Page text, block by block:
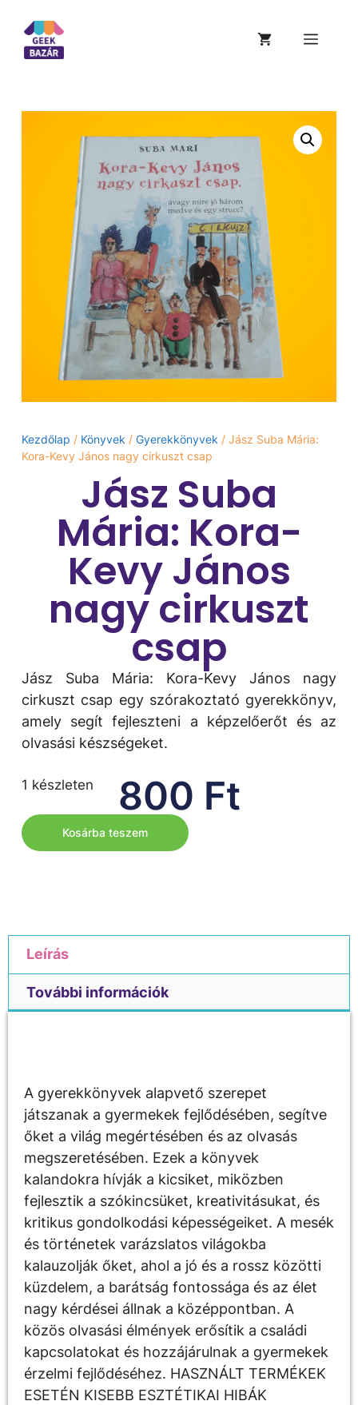
Kezdőlap / Könyvek / Gyerekkönyvek / Jász Suba Mária:
Kora-Kevy János nagy cirkuszt csap
Jász Suba
Mária: Kora-
Kevy János
nagy cirkuszt
csap
Jász Suba Mária: Kora-Kevy János nagy
cirkuszt csap egy szórakoztató gyerekkönyv,
amely segít fejleszteni a képzelőerőt és az
olvasási készségeket.
800 Ft
1 készleten
Kosárba teszem
Leírás
További információk
A gyerekkönyvek alapvető szerepet
játszanak a gyermekek fejlődésében, segítve
őket a világ megértésében és az olvasás
megszeretésében. Ezek a könyvek
kalandokra hívják a kicsiket, miközben
fejlesztik a szókincsüket, kreativitásukat, és
kritikus gondolkodási képességeiket. A mesék
és történetek varázslatos világokba
kalauzolják őket, ahol a jó és a rossz közötti
küzdelem, a barátság fontossága és az élet
nagy kérdései állnak a középpontban. A
közös olvasási élmények erősítik a családi
kapcsolatokat és hozzájárulnak a gyermekek
érzelmi fejlődéséhez. HASZNÁLT TERMÉKEK
ESETÉN KISEBB ESZTÉTIKAI HIBÁK